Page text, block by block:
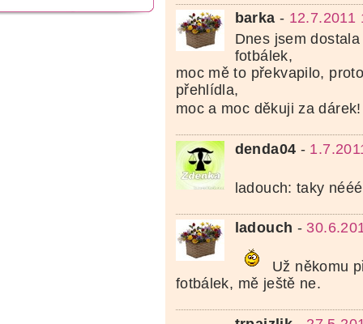
barka - 12.7.2011
Dnes jsem
fotbálek,
moc mě to překvapilo,
přehlídla,
moc a moc děkuji za
denda04 -
ladouch: taky
ladouch -
Už někomu
fotbálek, mě ještě ne.